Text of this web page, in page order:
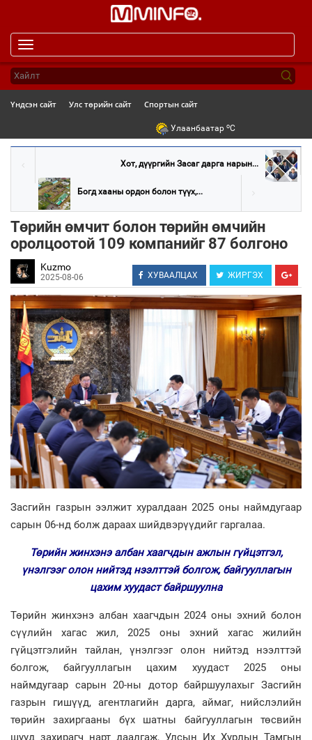
navigation
Үндсэн сайт Улс төрийн сайт Спортын сайт
Улаанбаатар oC
Хот, дүүргийн Засаг дарга нарын...
Богд хааны ордон болон түүх,...
Төрийн өмчит болон төрийн өмчийн
оролцоотой 109 компанийг 87 болгоно
Kuzmo
2025-08-06 ХУВААЛЦАХ ЖИРГЭХ
Засгийн газрын ээлжит хуралдаан 2025 оны наймдугаар
сарын 06-нд болж дараах шийдвэрүүдийг гаргалаа.
Төрийн жинхэнэ албан хаагчдын ажлын гүйцэтгэл,
үнэлгээг олон нийтэд нээлттэй болгож, байгууллагын
цахим хуудаст байршуулна
Төрийн жинхэнэ албан хаагчдын 2024 оны эхний болон
сүүлийн хагас жил, 2025 оны эхний хагас жилийн
гүйцэтгэлийн тайлан, үнэлгээг олон нийтэд нээлттэй
болгож, байгууллагын цахим хуудаст 2025 оны
наймдугаар сарын 20-ны дотор байршуулахыг Засгийн
газрын гишүүд, агентлагийн дарга, аймаг, нийслэлийн
төрийн захиргааны бүх шатны байгууллагын төсвийн
шууд захирагч нарт даалгаж, Улсын Их Хурлын Тамгын